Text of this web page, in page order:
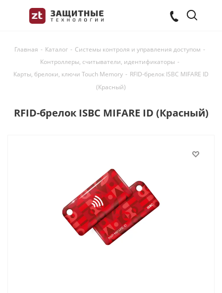
Главная - Каталог - Системы контроля и управления доступом -
Контроллеры, считыватели, идентификаторы -
Карты, брелоки, ключи Touch Memory - RFID-брелок ISBC MIFARE ID
(Красный)
RFID-брелок ISBC MIFARE ID (Красный)